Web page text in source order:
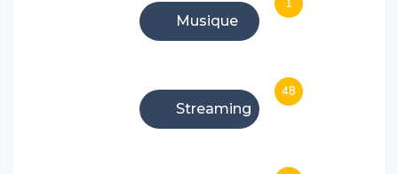
Musique
1
Streaming
48